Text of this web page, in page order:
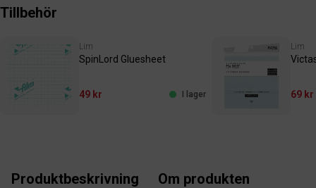
Tillbehör
Lim
SpinLord Gluesheet
49 kr I lager
Lim
69 kr
Produktbeskrivning Om produkten